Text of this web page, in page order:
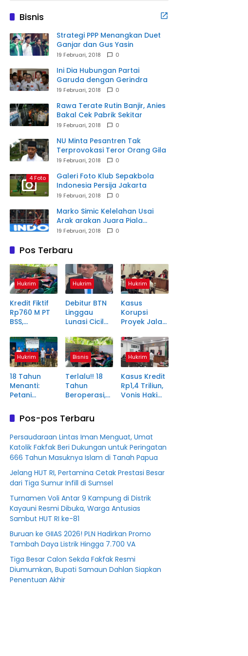
Bisnis
Strategi PPP Menangkan Duet
Ganjar dan Gus Yasin
19 Februari, 2018 0
Ini Dia Hubungan Partai
Garuda dengan Gerindra
19 Februari, 2018 0
Rawa Terate Rutin Banjir, Anies
Bakal Cek Pabrik Sekitar
19 Februari, 2018 0
NU Minta Pesantren Tak
Terprovokasi Teror Orang Gila
19 Februari, 2018 0
4 Foto
Galeri Foto Klub Sepakbola
Indonesia Persija Jakarta
19 Februari, 2018 0
Marko Simic Kelelahan Usai
Arak arakan Juara Piala
Presiden
19 Februari, 2018 0
Pos Terbaru
Hukrim
Kredit Fiktif
Rp760 M PT
BSS,
Derita Petani
Plasma
Muratara
Hukrim
Debitur BTN
Linggau
Lunasi Cicilan
Lalu, SHM Tak
Kunjung
Diserahkan
Hukrim
Kasus
Korupsi
Proyek Jalan
di
Pagaralam
Memasuki
Babak Akhir,
Enam
Terdakwa
Dituntut 2,5
Hukrim
18 Tahun
Menanti:
Petani
Aringin Jadi
Korban
Kredit Fiktif
Rp760 M PT
BSS
Bisnis
Terlalu!! 18
Tahun
Beroperasi,
Diduga
Fiktifkan
Lahan Petani
Plasma Desa
Aringin
Hukrim
Kasus Kredit
Rp1,4 Triliun,
Vonis Hakim
Pos-pos Terbaru
Persaudaraan Lintas Iman Menguat, Umat
Katolik Fakfak Beri Dukungan untuk Peringatan
666 Tahun Masuknya Islam di Tanah Papua
Jelang HUT RI, Pertamina Cetak Prestasi Besar
dari Tiga Sumur Infill di Sumsel
Turnamen Voli Antar 9 Kampung di Distrik
Kayauni Resmi Dibuka, Warga Antusias
Sambut HUT RI ke-81
Buruan ke GIIAS 2026! PLN Hadirkan Promo
Tambah Daya Listrik Hingga 7.700 VA
Tiga Besar Calon Sekda Fakfak Resmi
Diumumkan, Bupati Samaun Dahlan Siapkan
Penentuan Akhir